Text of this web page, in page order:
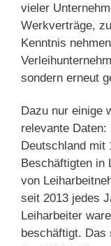
vieler
Werkverträge,
Kenntnis
sondern erneut
Dazu nur einige
relevante
Deutschland mit
Beschäftigten in
von
seit 2013 jedes
Leiharbeiter
beschäftigt. Das